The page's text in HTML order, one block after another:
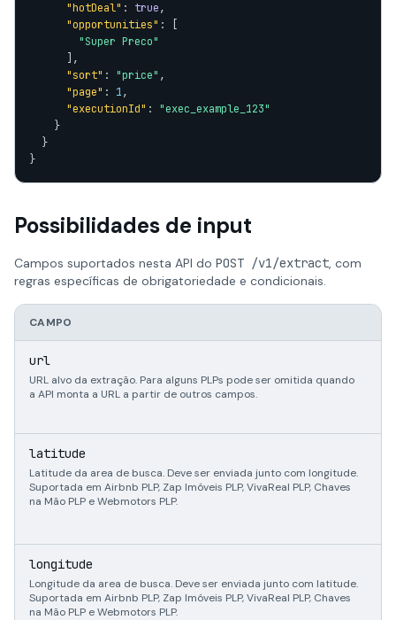
"hotDeal" : true,
"opportunities" : [
"Super Preco"
      ],
"sort" : "price" ,
"page" : 1,
"executionId" : "exec_example_123"
    }
  }
}
Possibilidades de input
Campos suportados nesta API do POST /v1/extract, com
regras específicas de obrigatoriedade e condicionais.
CAMPO
url
URL alvo da extração. Para alguns PLPs pode ser omitida quando
a API monta a URL a partir de outros campos.
latitude
Latitude da area de busca. Deve ser enviada junto com longitude.
Suportada em Airbnb PLP, Zap Imóveis PLP, VivaReal PLP, Chaves
na Mão PLP e Webmotors PLP.
longitude
Longitude da area de busca. Deve ser enviada junto com latitude.
Suportada em Airbnb PLP, Zap Imóveis PLP, VivaReal PLP, Chaves
na Mão PLP e Webmotors PLP.